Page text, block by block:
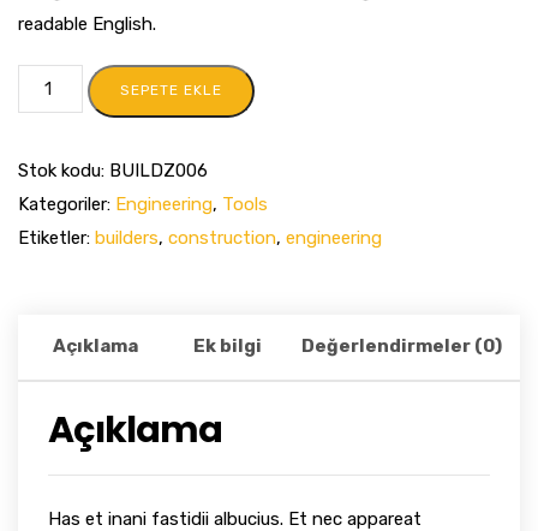
readable English.
SEPETE EKLE
Stok kodu: BUILDZ006
Kategoriler: Engineering, Tools
Etiketler: builders, construction, engineering
Açıklama Ek bilgi Değerlendirmeler (0)
Açıklama
Has et inani fastidii albucius. Et nec appareat